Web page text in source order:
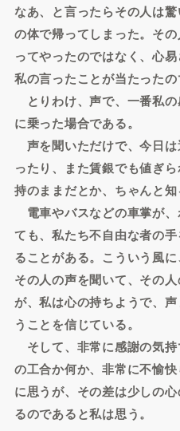
なあ、と言ったらその人は
の体で帰ってしまった。そ
ってやったのではなく、心
私の言ったことが当たったの
とりわけ、声で、一番私
に乗った場合である。
声を聞いただけで、今日
ったり、また賃銀でも値ぎ
持のままだとか、ちゃんと知
電車やバスなどの車掌が
ても、私たち不自由な者の
ることがある。こういう風
その人の声を聞いて、その
が、私は心の持ちようで、
うことを信じている。
そして、非常に感謝の気
の工合か何か、非常に不愉
に思うが、その差は少しの
るのであると私は思う。